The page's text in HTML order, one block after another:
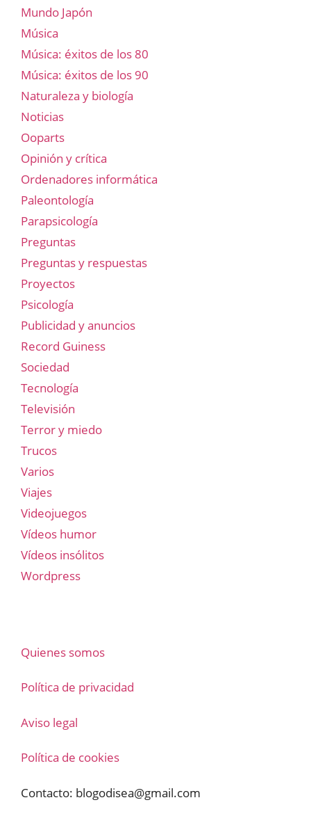
Mundo Japón
Música
Música: éxitos de los 80
Música: éxitos de los 90
Naturaleza y biología
Noticias
Ooparts
Opinión y crítica
Ordenadores informática
Paleontología
Parapsicología
Preguntas
Preguntas y respuestas
Proyectos
Psicología
Publicidad y anuncios
Record Guiness
Sociedad
Tecnología
Televisión
Terror y miedo
Trucos
Varios
Viajes
Videojuegos
Vídeos humor
Vídeos insólitos
Wordpress
Quienes somos
Política de privacidad
Aviso legal
Política de cookies
Contacto: blogodisea@gmail.com